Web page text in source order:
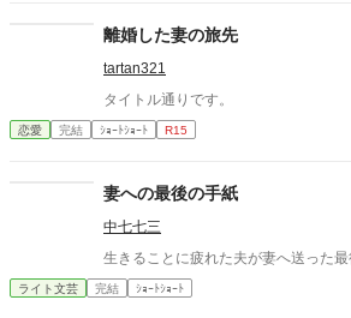
マとの日常の中で処理すべきものと疑
もママに甘える「僕」に満足する。
なからず社会規範に反していることは
甘美な繋がりは解消できずに戸惑い
離婚した妻の旅先
tartan321
タイトル通りです。
恋愛 完結 ｼｮｰﾄｼｮｰﾄ R15
妻への最後の手紙
中七七三
生きることに疲れた夫が妻へ送った最
ライト文芸 完結 ｼｮｰﾄｼｮｰﾄ